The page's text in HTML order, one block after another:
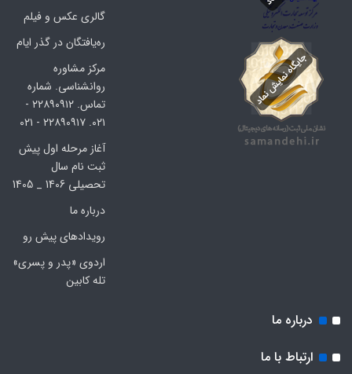
گالری عکس و فیلم
ره‌یافتگان در گذر ایام
مرکز مشاوره
روانشناسی. شماره
تماس. ۲۲۸۹۰۹۱۲ -
۰۲۱. ۲۲۸۹۰۹۱۷ - ۰۲۱
آغاز مرحله اول پیش
ثبت نام سال
تحصیلی 1406 _ 1405
درباره ما
رویدادهای پیش رو
اردوی «پدر و پسری»
تله کابین
درباره ما
ارتباط با ما